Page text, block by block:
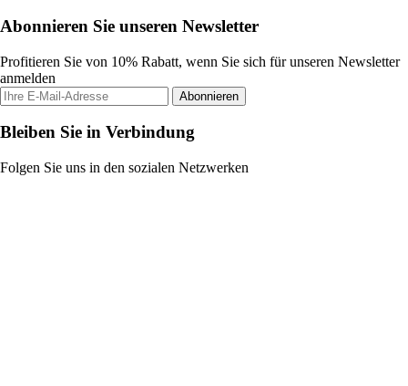
Abonnieren Sie unseren Newsletter
Profitieren Sie von 10% Rabatt, wenn Sie sich für unseren Newsletter
anmelden
Abonnieren
Bleiben Sie in Verbindung
Folgen Sie uns in den sozialen Netzwerken